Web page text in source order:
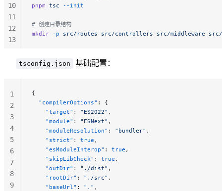
pnpm tsc --init
# 创建目录结构
mkdir -p src/routes src/controllers src/middleware
10
11
12
13
tsconfig.json 基础配置：
{
  "compilerOptions"
: {
    "target"
: "ES2022" ,
    "module"
: "ESNext" ,
    "moduleResolution"
: "bundler" ,
    "strict"
: true ,
    "esModuleInterop"
: true ,
    "skipLibCheck"
: true ,
    "outDir"
: "./dist" ,
    "rootDir"
: "./src" ,
    "baseUrl"
: "." ,
1
2
3
4
5
6
7
8
9